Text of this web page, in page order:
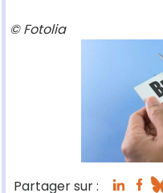
© Fotolia
Partager sur :